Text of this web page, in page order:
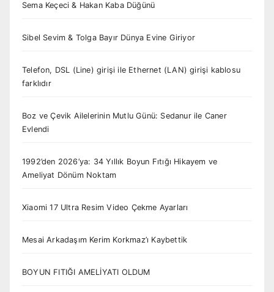
Sema Keçeci & Hakan Kaba Düğünü
Sibel Sevim & Tolga Bayır Dünya Evine Giriyor
Telefon, DSL (Line) girişi ile Ethernet (LAN) girişi kablosu
farklıdır
Boz ve Çevik Ailelerinin Mutlu Günü: Sedanur ile Caner
Evlendi
1992’den 2026’ya: 34 Yıllık Boyun Fıtığı Hikayem ve
Ameliyat Dönüm Noktam
Xiaomi 17 Ultra Resim Video Çekme Ayarları
Mesai Arkadaşım Kerim Korkmaz’ı Kaybettik
BOYUN FITIĞI AMELİYATI OLDUM